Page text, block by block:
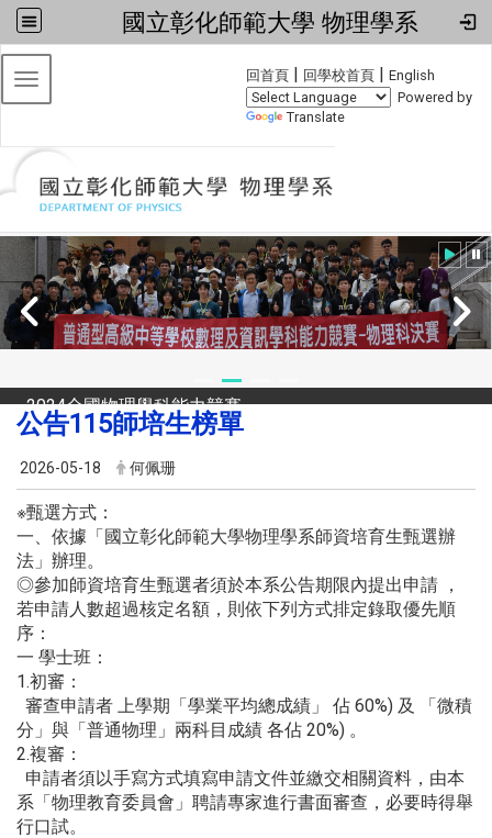
國立彰化師範大學 物理學系
回首頁 | 回學校首頁 | English
Powered by
Translate
Toggle navigation
2024全國物理學科能力競賽
公告115師培生榜單
2026-05-18 何佩珊
※甄選方式：
一、依據「國立彰化師範大學物理學系師資培育生甄選辦
法」辦理。
◎參加師資培育生甄選者須於本系公告期限內提出申請 ，
若申請人數超過核定名額，則依下列方式排定錄取優先順
序：
一 學士班：
1.初審：
審查申請者 上學期「學業平均總成績」 佔 60%) 及 「微積
分」與「普通物理」兩科目成績 各佔 20%) 。
2.複審：
申請者須以手寫方式填寫申請文件並繳交相關資料，由本
系「物理教育委員會」聘請專家進行書面審查，必要時得舉
行口試。